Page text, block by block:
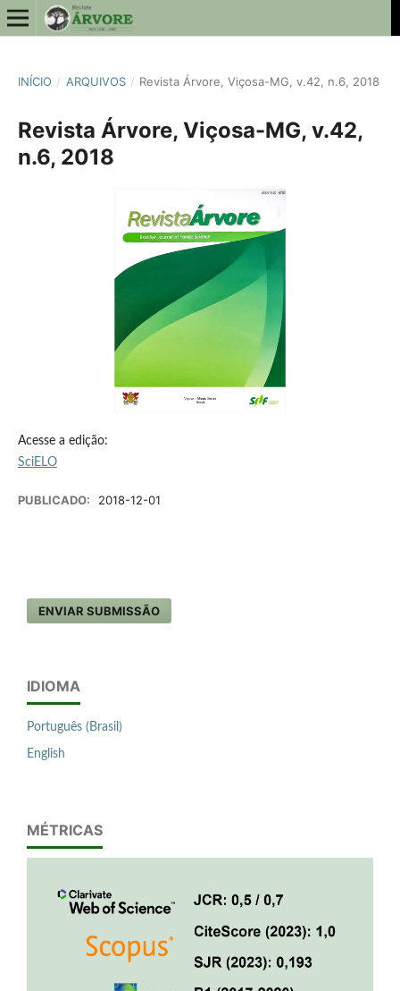
INÍCIO / ARQUIVOS / Revista Árvore, Viçosa-MG, v.42, n.6, 2018
Revista Árvore, Viçosa-MG, v.42,
n.6, 2018
Acesse a edição:
SciELO
PUBLICADO: 2018-12-01
ENVIAR SUBMISSÃO
IDIOMA
Português (Brasil)
English
MÉTRICAS